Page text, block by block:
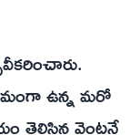
ఉన్న మరో
తెలిసిన వెంటనే